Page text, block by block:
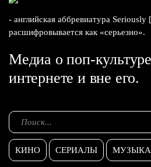
- английская аббревиатура Seriously
расшифровывается как «серьезно».
Медиа о поп-
интернете и вне его.
КИНО СЕРИАЛЫ МУЗЫКА